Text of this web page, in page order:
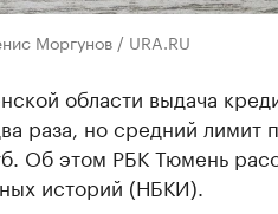
Моргунов / URA.RU
области выдача
раза, но средний
Об этом РБК Тюмень
историй (НБКИ).